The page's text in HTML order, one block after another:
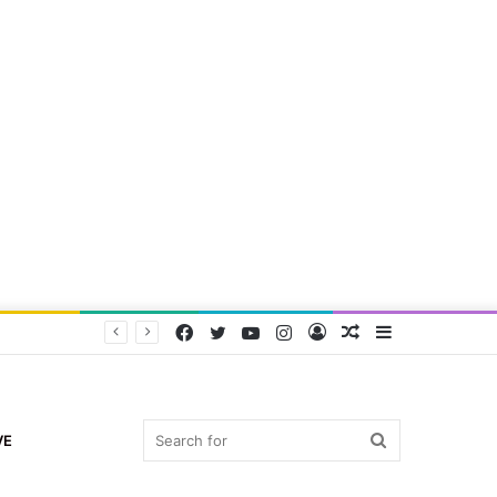
Random
Log
Instagram
YouTube
Twitter
Facebook